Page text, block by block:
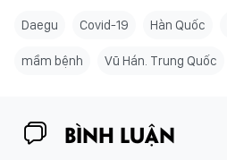
Daegu Covid-19 Hàn Quốc
mầm bệnh Vũ Hán. Trung Quốc
BÌNH LUẬN